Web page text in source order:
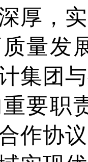
厚，
量发
集团
要职
作协